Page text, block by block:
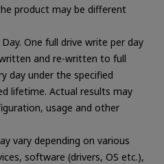
product may be different
One full drive write per day
and re-written to full
day under the specified
lifetime. Actual results may
usage and other
vary depending on various
software (drivers, OS etc.),